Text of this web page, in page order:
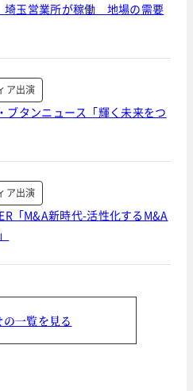
玉営業所が稼働 地場の需要
ア出演
ブタンニュース「輝く未来をつ
ア出演
「M&A新時代-活性化するM&A
の一覧を見る